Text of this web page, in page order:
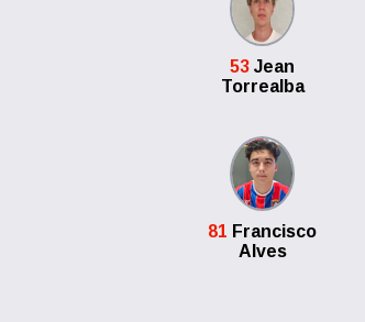
53 Jean
Torrealba
81 Francisco
Alves